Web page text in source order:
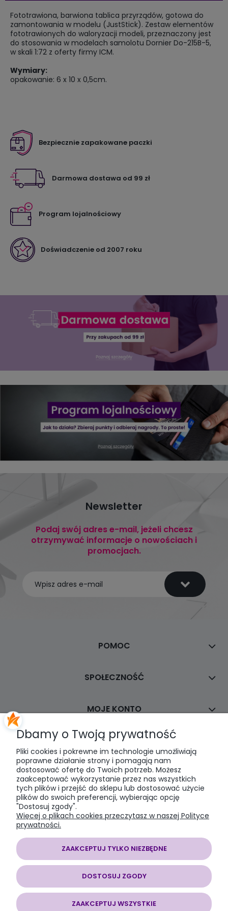
Fototrawiona, barwiona tablica przyrządów, gotowa do
zamontowania w modelu (JustStick). Zestaw elementów
fototrawionych do waloryzacji modeli, przeznaczony jest
do stosowania w modelach samolotu Dornier Do-215B-5,
w skali 1:72 z oferty firmy ICM.
Wymiary:
opakowanie: 6 x 10 x 0,5cm.
Bezpiecznie zapakowane paczki
Darmowa dostawa od 99 zł
Program lojalnościowy
Doświadczenie od 2007 roku
Newsletter
Podaj swój adres e-mail, jeżeli chcesz
otrzymywać informacje o nowościach i
promocjach.
POMOC
SPOŁECZNOŚĆ
MOJE KONTO
PŁATNOŚCI I DOSTAWA
INFORMACJE
O NAS
SOMAP sklep modelarski| al. Jana Pawła II 28, 43-100 Tychy, woj.
śląskie | E-mail:
| NIP:
6462056771 REGON: 240730965
Dbamy o Twoją prywatność
Pliki cookies i pokrewne im technologie umożliwiają
poprawne działanie strony i pomagają nam
dostosować ofertę do Twoich potrzeb. Możesz
zaakceptować wykorzystanie przez nas wszystkich
tych plików i przejść do sklepu lub dostosować użycie
plików do swoich preferencji, wybierając opcję
"Dostosuj zgody".
Więcej o plikach cookies przeczytasz w naszej Polityce
prywatności.
ZAAKCEPTUJ TYLKO NIEZBĘDNE
DOSTOSUJ ZGODY
ZAAKCEPTUJ WSZYSTKIE